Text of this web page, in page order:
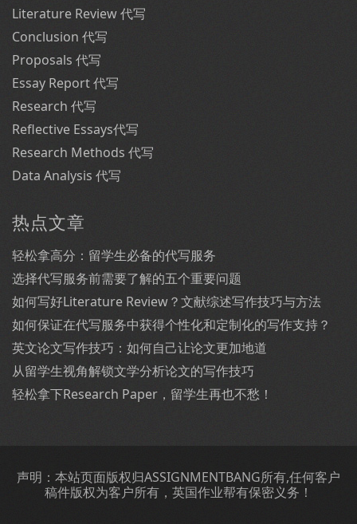
Literature Review 代写
Conclusion 代写
Proposals 代写
Essay Report 代写
Research 代写
Reflective Essays代写
Research Methods 代写
Data Analysis 代写
热点文章
轻松拿高分：留学生必备的代写服务
选择代写服务前需要了解的五个重要问题
如何写好Literature Review？文献综述写作技巧与方法
如何保证在代写服务中获得个性化和定制化的写作支持？
英文论文写作技巧：如何自己让论文更加地道
从留学生视角解锁文学分析论文的写作技巧
轻松拿下Research Paper，留学生再也不愁！
声明：本站页面版权归ASSIGNMENTBANG所有,任何客户
稿件版权为客户所有，英国作业帮有保密义务！